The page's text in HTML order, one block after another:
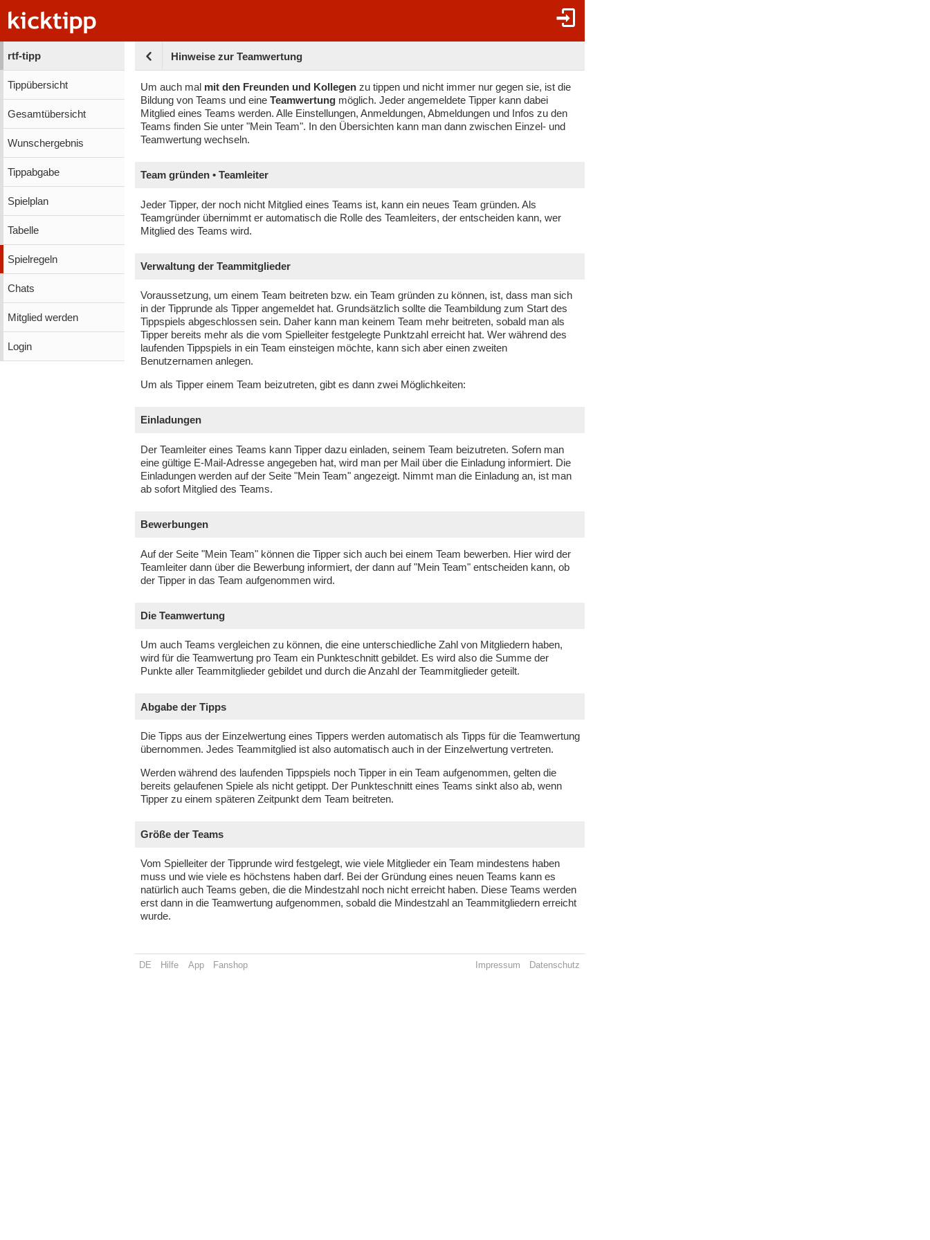
rtf-tipp
Tippübersicht
Gesamtübersicht
Wunschergebnis
Tippabgabe
Spielplan
Tabelle
Spielregeln
Chats
Mitglied werden
Login
Hinweise zur Teamwertung
Um auch mal mit den Freunden und Kollegen zu tippen und nicht immer nur gegen sie, ist die
Bildung von Teams und eineTeamwertung möglich. Jeder angemeldete Tipper kann dabei
Mitglied eines Teams werden. Alle Einstellungen, Anmeldungen, Abmeldungen und Infos zu den
Teams finden Sie unter "Mein Team". In den Übersichten kann man dann zwischen Einzel- und
Teamwertung wechseln.
Team gründen • Teamleiter
Jeder Tipper, der noch nicht Mitglied eines Teams ist, kann ein neues Team gründen. Als
Teamgründer übernimmt er automatisch die Rolle des Teamleiters, der entscheiden kann, wer
Mitglied des Teams wird.
Verwaltung der Teammitglieder
Voraussetzung, um einem Team beitreten bzw. ein Team gründen zu können, ist, dass man sich
in der Tipprunde als Tipper angemeldet hat. Grundsätzlich sollte die Teambildung zum Start des
Tippspiels abgeschlossen sein. Daher kann man keinem Team mehr beitreten, sobald man als
Tipper bereits mehr als die vom Spielleiter festgelegte Punktzahl erreicht hat. Wer während des
laufenden Tippspiels in ein Team einsteigen möchte, kann sich aber einen zweiten
Benutzernamen anlegen.
Um als Tipper einem Team beizutreten, gibt es dann zwei Möglichkeiten:
Einladungen
Der Teamleiter eines Teams kann Tipper dazu einladen, seinem Team beizutreten. Sofern man
eine gültige E-Mail-Adresse angegeben hat, wird man per Mail über die Einladung informiert. Die
Einladungen werden auf der Seite "Mein Team" angezeigt. Nimmt man die Einladung an, ist man
ab sofort Mitglied des Teams.
Bewerbungen
Auf der Seite "Mein Team" können die Tipper sich auch bei einem Team bewerben. Hier wird der
Teamleiter dann über die Bewerbung informiert, der dann auf "Mein Team" entscheiden kann, ob
der Tipper in das Team aufgenommen wird.
Die Teamwertung
Um auch Teams vergleichen zu können, die eine unterschiedliche Zahl von Mitgliedern haben,
wird für die Teamwertung pro Team ein Punkteschnitt gebildet. Es wird also die Summe der
Punkte aller Teammitglieder gebildet und durch die Anzahl der Teammitglieder geteilt.
Abgabe der Tipps
Die Tipps aus der Einzelwertung eines Tippers werden automatisch als Tipps für die Teamwertung
übernommen. Jedes Teammitglied ist also automatisch auch in der Einzelwertung vertreten.
Werden während des laufenden Tippspiels noch Tipper in ein Team aufgenommen, gelten die
bereits gelaufenen Spiele als nicht getippt. Der Punkteschnitt eines Teams sinkt also ab, wenn
Tipper zu einem späteren Zeitpunkt dem Team beitreten.
Größe der Teams
Vom Spielleiter der Tipprunde wird festgelegt, wie viele Mitglieder ein Team mindestens haben
muss und wie viele es höchstens haben darf. Bei der Gründung eines neuen Teams kann es
natürlich auch Teams geben, die die Mindestzahl noch nicht erreicht haben. Diese Teams werden
erst dann in die Teamwertung aufgenommen, sobald die Mindestzahl an Teammitgliedern erreicht
wurde.
DE Hilfe App Fanshop Impressum Datenschutz